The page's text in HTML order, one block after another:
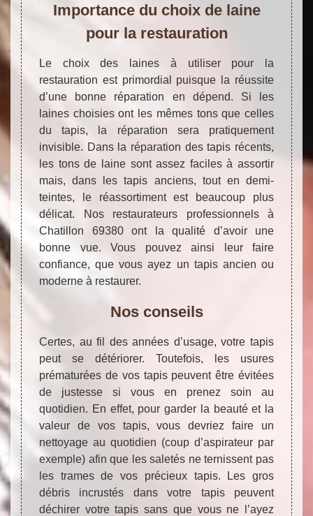
Importance du choix de laine
pour la restauration
Le choix des laines à utiliser pour la
restauration est primordial puisque la réussite
d’une bonne réparation en dépend. Si les
laines choisies ont les mêmes tons que celles
du tapis, la réparation sera pratiquement
invisible. Dans la réparation des tapis récents,
les tons de laine sont assez faciles à assortir
mais, dans les tapis anciens, tout en demi-
teintes, le réassortiment est beaucoup plus
délicat. Nos restaurateurs professionnels à
Chatillon 69380 ont la qualité d’avoir une
bonne vue. Vous pouvez ainsi leur faire
confiance, que vous ayez un tapis ancien ou
moderne à restaurer.
Nos conseils
Certes, au fil des années d’usage, votre tapis
peut se détériorer. Toutefois, les usures
prématurées de vos tapis peuvent être évitées
de justesse si vous en prenez soin au
quotidien. En effet, pour garder la beauté et la
valeur de vos tapis, vous devriez faire un
nettoyage au quotidien (coup d’aspirateur par
exemple) afin que les saletés ne ternissent pas
les trames de vos précieux tapis. Les gros
débris incrustés dans votre tapis peuvent
déchirer votre tapis sans que vous ne l’ayez